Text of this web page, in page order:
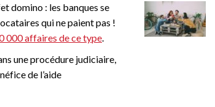
domino : les banques se
qui ne paient pas !
000 affaires de ce type
une procédure judiciaire,
de l’aide